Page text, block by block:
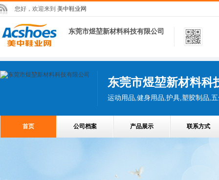
您好，欢迎来到 美中鞋业网
东莞市煜堃新材料科技有限公司
东莞市煜堃新材料科
运动用品,健身用品,护具,塑胶制品,
首页 公司档案 产品展示 联系方式